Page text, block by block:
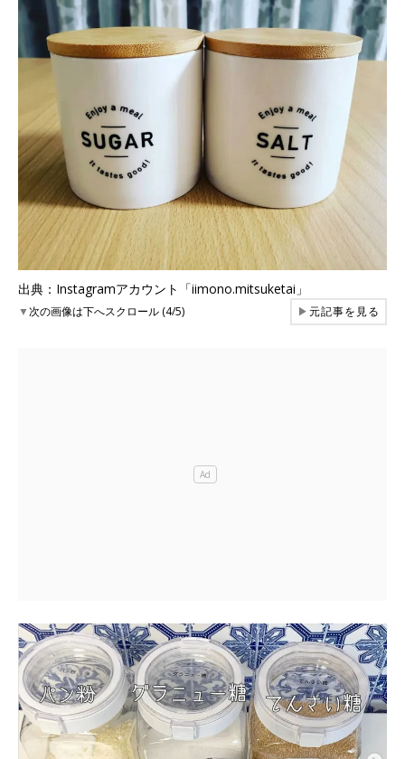
出典：Instagramアカウント「iimono.mitsuketai」
▼次の画像は下へスクロール (4/5) ▶元記事を見る